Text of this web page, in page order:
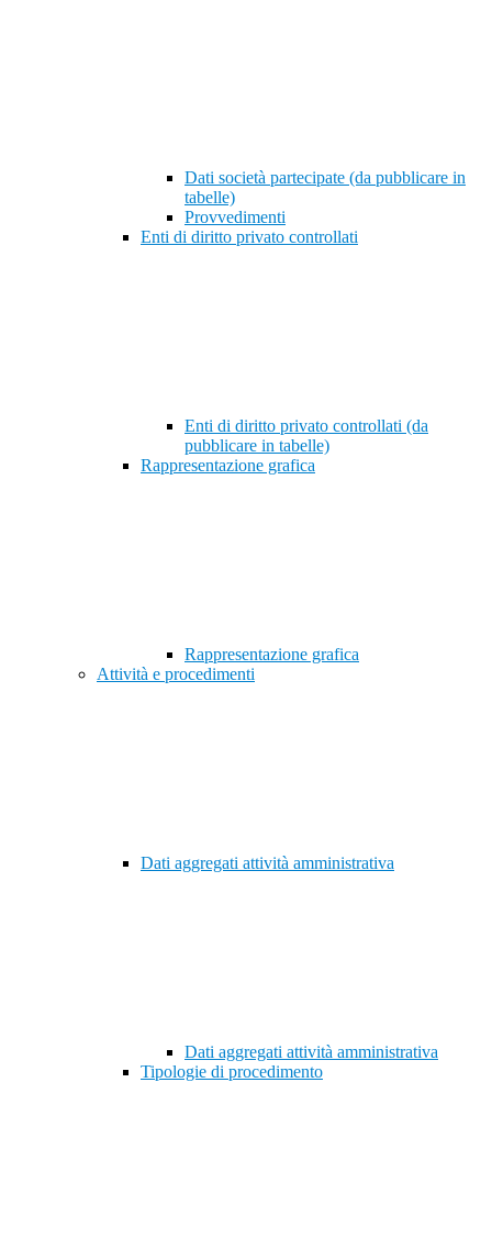
Dati società partecipate (da pubblicare in
tabelle)
Provvedimenti
Enti di diritto privato controllati
Enti di diritto privato controllati (da
pubblicare in tabelle)
Rappresentazione grafica
Rappresentazione grafica
Attività e procedimenti
Dati aggregati attività amministrativa
Dati aggregati attività amministrativa
Tipologie di procedimento